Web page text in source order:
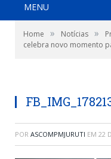
MENU
Home » Notícias »
celebra novo momento
POR ASCOMPMJURUTI EM 22